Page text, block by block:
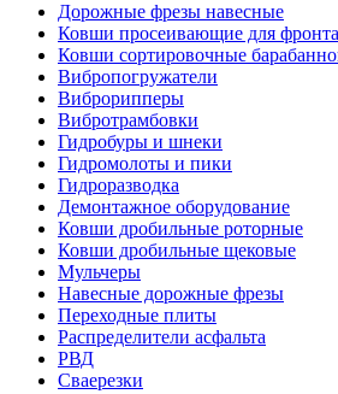
Дорожные фрезы навесные
Ковши просеивающие для
Ковши сортировочные
Вибропогружатели
Виброрипперы
Вибротрамбовки
Гидробуры и шнеки
Гидромолоты и пики
Гидроразводка
Демонтажное оборудование
Ковши дробильные роторные
Ковши дробильные щековые
Мульчеры
Навесные дорожные фрезы
Переходные плиты
Распределители асфальта
РВД
Сваерезки